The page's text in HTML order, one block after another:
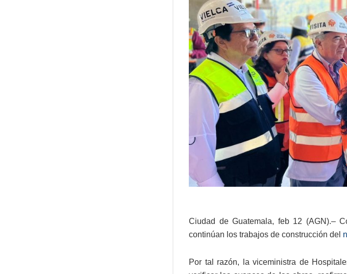
Ciudad de Guatemala, feb 12 (AGN).–
continúan los trabajos de construcción del
Por tal razón, la viceministra de